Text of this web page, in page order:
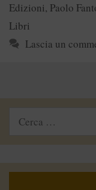
Edizioni, Paolo
Libri
Lascia un
Ricerca